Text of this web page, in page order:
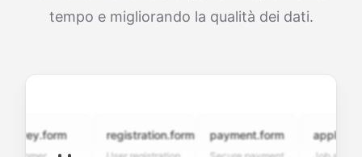
tempo e migliorando la qualità dei dati.
registration.form payment.form